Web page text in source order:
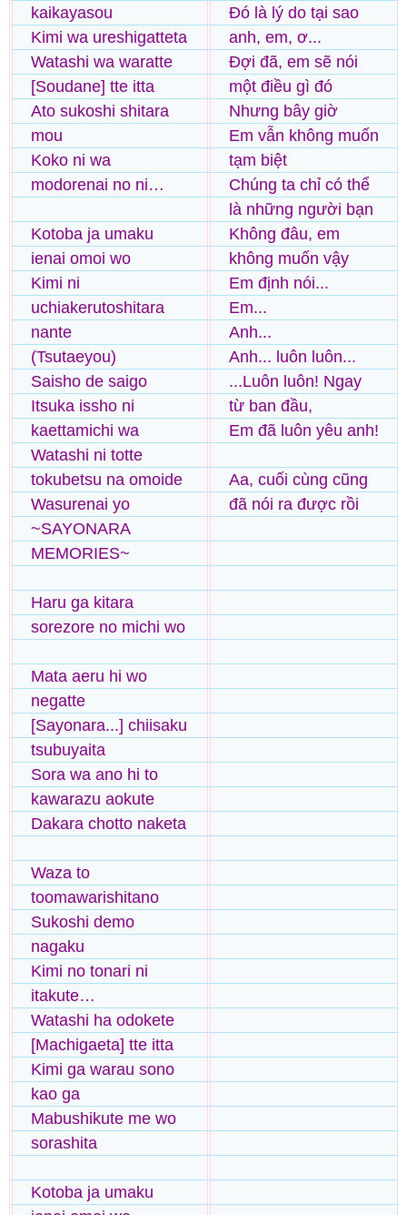
kaikayasou
Kimi wa ureshigatteta
Watashi wa waratte
[Soudane] tte itta
Ato sukoshi shitara
mou
Koko ni wa
modorenai no ni…
Kotoba ja umaku
ienai omoi wo
Kimi ni
uchiakerutoshitara
nante
(Tsutaeyou)
Saisho de saigo
Itsuka issho ni
kaettamichi wa
Watashi ni totte
tokubetsu na omoide
Wasurenai yo
~SAYONARA
MEMORIES~
Haru ga kitara
sorezore no michi wo
Mata aeru hi wo
negatte
[Sayonara...] chiisaku
tsubuyaita
Sora wa ano hi to
kawarazu aokute
Dakara chotto naketa
Waza to
toomawarishitano
Sukoshi demo
nagaku
Kimi no tonari ni
itakute…
Watashi ha odokete
[Machigaeta] tte itta
Kimi ga warau sono
kao ga
Mabushikute me wo
sorashita
Kotoba ja umaku
Đó là lý do tại sao
anh, em, ơ...
Đợi đã, em sẽ nói
một điều gì đó
Nhưng bây giờ
Em vẫn không muốn
tạm biệt
Chúng ta chỉ có thể
là những người bạn
Không đâu, em
không muốn vậy
Em định nói...
Em...
Anh...
Anh... luôn luôn...
...Luôn luôn! Ngay
từ ban đầu,
Em đã luôn yêu anh!
Aa, cuối cùng cũng
đã nói ra được rồi